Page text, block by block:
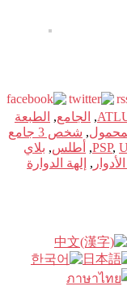
, الجامع, الطبعة
,
شخص 3 جامع
,
, أطلس, بلاي
, إلهة الدوارة